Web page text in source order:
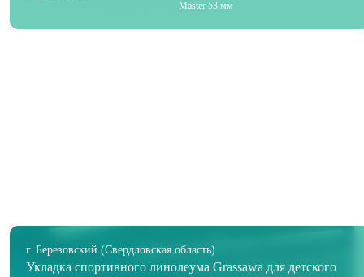
Master 53 мм
г. Березовский (Свердловская область)
Укладка спортивного линолеума Grassawa для детского